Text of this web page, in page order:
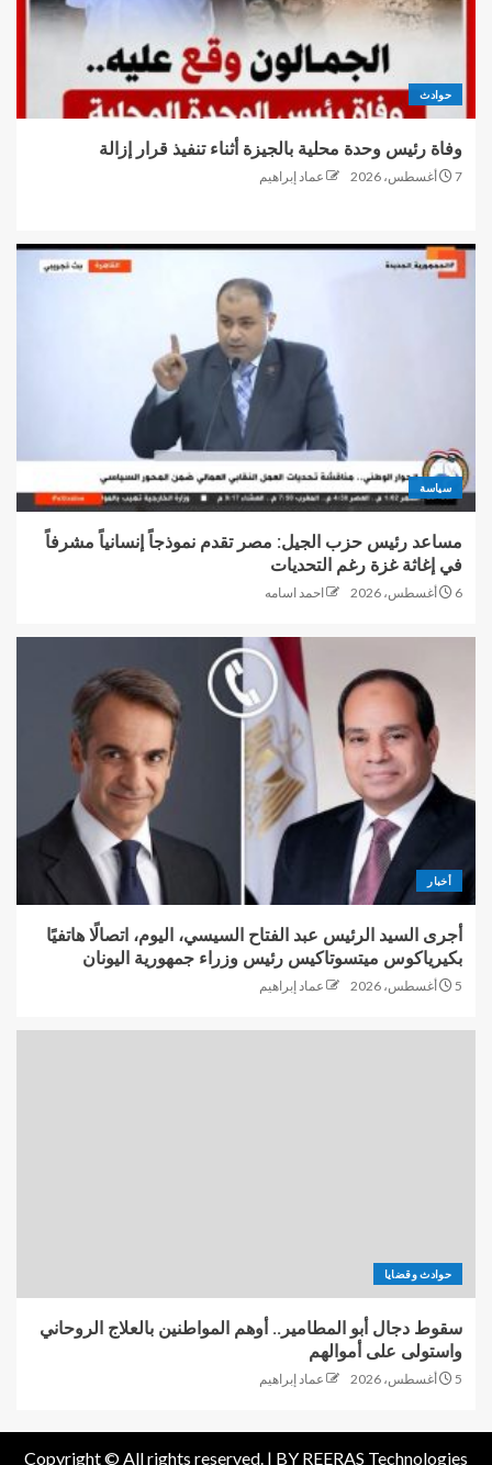
حوادث
وفاة رئيس وحدة محلية بالجيزة أثناء تنفيذ قرار إزالة
7 أغسطس، 2026 عماد إبراهيم
سياسة
مساعد رئيس حزب الجيل: مصر تقدم نموذجاً إنسانياً مشرفاً
في إغاثة غزة رغم التحديات
6 أغسطس، 2026 احمد اسامه
أخبار
أجرى السيد الرئيس عبد الفتاح السيسي، اليوم، اتصالًا هاتفيًا
بكيرياكوس ميتسوتاكيس رئيس وزراء جمهورية اليونان
5 أغسطس، 2026 عماد إبراهيم
حوادث وقضايا
سقوط دجال أبو المطامير.. أوهم المواطنين بالعلاج الروحاني
واستولى على أموالهم
5 أغسطس، 2026 عماد إبراهيم
Copyright © All rights reserved. | BY REERAS Technologies